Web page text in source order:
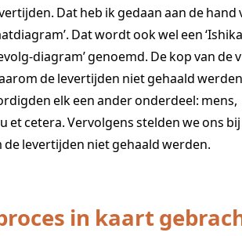
Dat heb ik gedaan aan de hand
Dat wordt ook wel een
diagram’ genoemd. De kop van de
de levertijden niet gehaald
elk een ander onderdeel: mens,
et cetera. Vervolgens stelden we ons
levertijden niet gehaald werden.
in kaart